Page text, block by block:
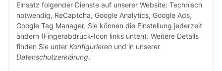
Tipps & Tricks
Informationen
Einsatz folgender Dienste auf unserer Website: Technisch
notwendig, ReCaptcha, Google Analytics, Google Ads,
Google Tag Manager. Sie können die Einstellung jederzeit
ändern (Fingerabdruck-Icon links unten). Weitere Details
finden Sie unter Konfigurieren und in unserer
Datenschutzerklärung.